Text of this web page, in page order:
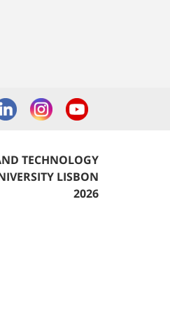
TECHNOLOGY
LISBON
2026